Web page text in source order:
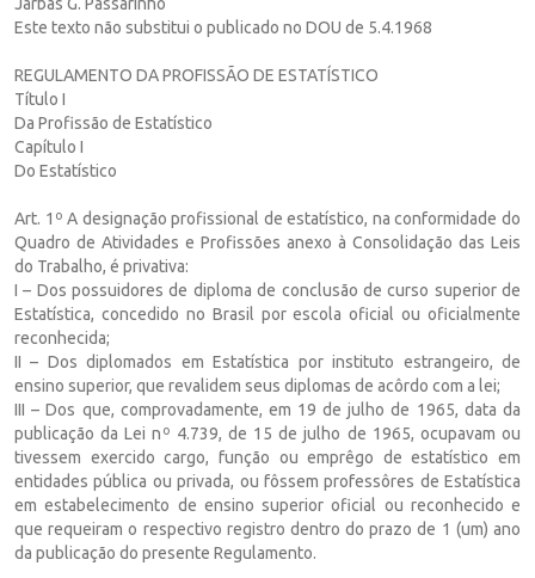
Este texto não substitui o publicado no DOU de 5.4.1968
REGULAMENTO DA PROFISSÃO DE ESTATÍSTICO
Título I
Da Profissão de Estatístico
Capítulo I
Do Estatístico
Art. 1º A designação profissional de estatístico, na conformidade do
Quadro de Atividades e Profissões anexo à Consolidação das Leis
do Trabalho, é privativa:
I – Dos possuidores de diploma de conclusão de curso superior de
Estatística, concedido no Brasil por escola oficial ou oficialmente
reconhecida;
II – Dos diplomados em Estatística por instituto estrangeiro, de
ensino superior, que revalidem seus diplomas de acôrdo com a lei;
III – Dos que, comprovadamente, em 19 de julho de 1965, data da
publicação da Lei nº 4.739, de 15 de julho de 1965, ocupavam ou
tivessem exercido cargo, função ou emprêgo de estatístico em
entidades pública ou privada, ou fôssem professôres de Estatística
em estabelecimento de ensino superior oficial ou reconhecido e
que requeiram o respectivo registro dentro do prazo de 1 (um) ano
da publicação do presente Regulamento.